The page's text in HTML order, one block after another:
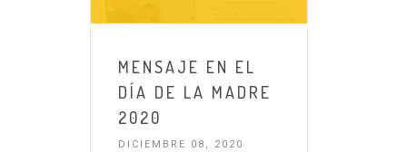
MENSAJE EN EL
DÍA DE LA MADRE
2020
DICIEMBRE 08, 2020